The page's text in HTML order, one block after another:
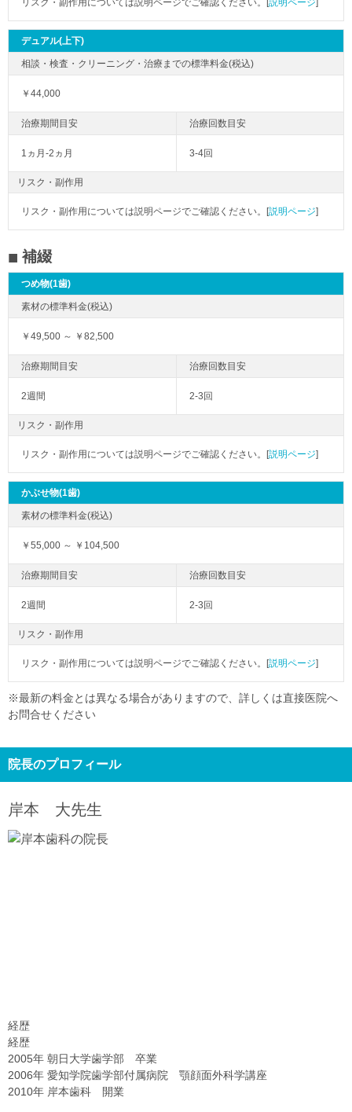
リスク・副作用については説明ページでご確認ください。[ 説明ページ
デュアル(上下)
￥44,000
1ヵ月-2ヵ月 3-4回
リスク・副作用
リスク・副作用については説明ページでご確認ください。[説明ページ]
補綴
つめ物(1歯)
￥49,500 ～ ￥82,500
2週間 2-3回
リスク・副作用
リスク・副作用については説明ページでご確認ください。[説明ページ]
かぶせ物(1歯)
￥55,000 ～ ￥104,500
2週間 2-3回
リスク・副作用
リスク・副作用については説明ページでご確認ください。[説明ページ]
※最新の料金とは異なる場合がありますので、詳しくは直接医院へ
お問合せください
院長のプロフィール
岸本 大先生
経歴
経歴
2005年 朝日大学歯学部 卒業
2006年 愛知学院歯学部付属病院 顎顔面外科学講座
2010年 岸本歯科 開業